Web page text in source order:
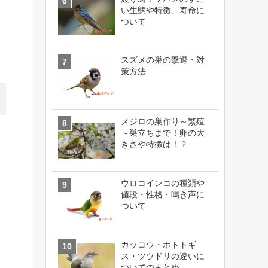
い生態や特徴、寿命に
ついて
スズメの巣の撃退・対
策方法
メジロの巣作り～繁殖
～巣立ちまで！卵の大
きさや特徴は！？
ウロコインコの種類や
値段・性格・鳴き声に
ついて
カッコウ・ホトトギ
ス・ツツドリの違いに